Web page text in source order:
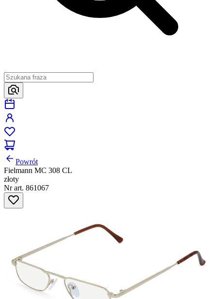
Powrót
Fielmann MC 308 CL
złoty
Nr art. 861067